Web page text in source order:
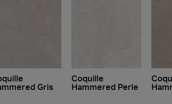
Gris
Coquille
Hammered Perle